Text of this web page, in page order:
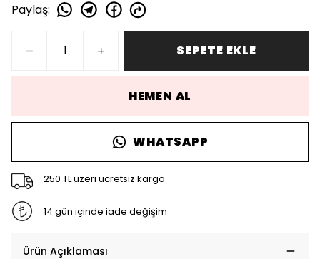
Paylaş:
SEPETE EKLE
HEMEN AL
WHATSAPP
250 TL üzeri ücretsiz kargo
14 gün içinde iade değişim
Ürün Açıklaması